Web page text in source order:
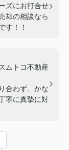
ズにお打合せ
却の相談なら
す！！
ムトコ不動産
合わず、かな
寧に真摯に対